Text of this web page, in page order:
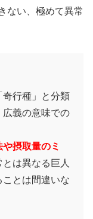
ない、極めて異常
奇行種」と分類
広義の意味での
や摂取量のミ
は異なる巨人
とは間違いな